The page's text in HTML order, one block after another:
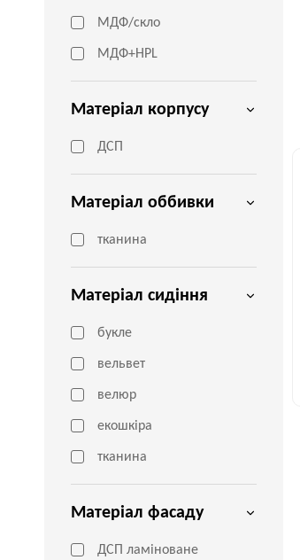
МДФ/скло
МДФ+HPL
Матеріал корпусу
ДСП
Матеріал оббивки
тканина
Матеріал сидіння
букле
вельвет
велюр
екошкіра
тканина
Матеріал фасаду
ДСП ламіноване